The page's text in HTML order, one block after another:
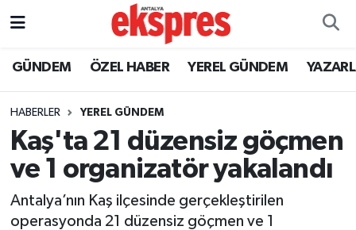
GÜNDEM ÖZEL HABER YEREL GÜNDEM
HABERLER YEREL GÜNDEM
Kaş'ta 21 düzensiz göçmen
ve 1 organizatör yakalandı
Antalya’nın Kaş ilçesinde gerçekleştirilen
operasyonda 21 düzensiz göçmen ve 1
ÖZEL HABER
YEREL GÜNDEM
EKONOMİ
KÜLTÜR - SANAT
Nöbetçi Eczaneler
Trafik Durumu
Süper Lig Puan Durumu ve Fikstür
Tüm Manşetler